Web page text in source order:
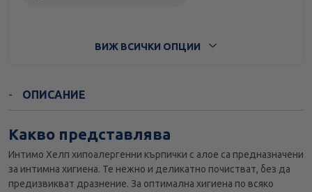
ВИЖ ВСИЧКИ ОПЦИИ
ОПИСАНИЕ
Какво представлява
Интимо Хелп хипоалергенни кърпички с алое са предназначени
за интимна хигиена. Те нежно и деликатно почистват, без да
предизвикват дразнение. За оптимална хигиена по всяко